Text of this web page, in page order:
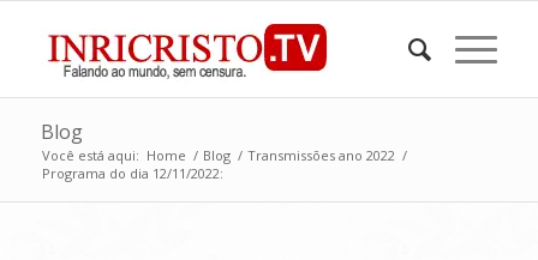
Blog
Você está aqui: Home / Blog / Transmissões ano 2022 /
Programa do dia 12/11/2022: